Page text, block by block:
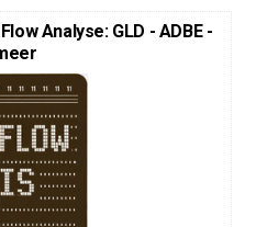
Analyse: GLD - ADBE -